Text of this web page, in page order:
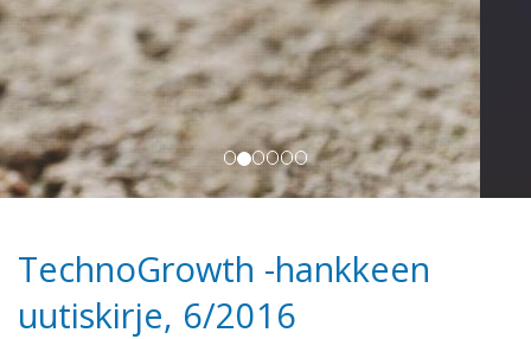
Kansainvälistyminen
TechnoGrowth -hankkeen
uutiskirje, 6/2016